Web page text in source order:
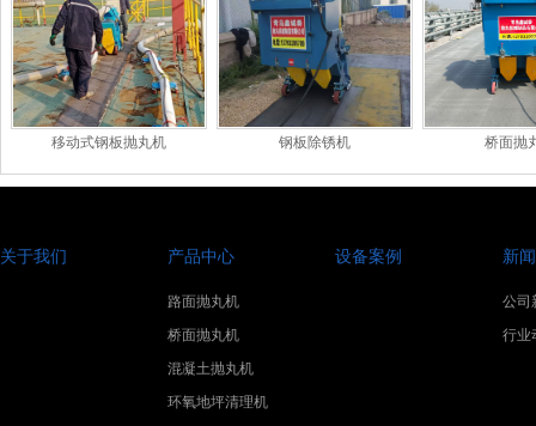
移动式钢板抛丸机 钢板除锈机 桥面抛
关于我们 产品中心
路面抛丸机
桥面抛丸机
混凝土抛丸机
环氧地坪清理机
设备案例 新
公司
行业